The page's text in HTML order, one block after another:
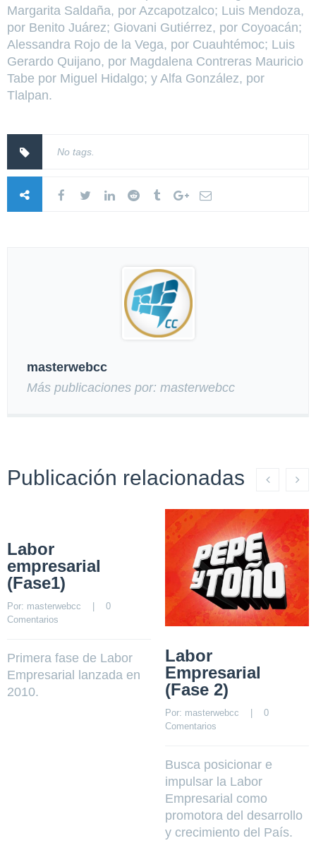
Margarita Saldaña, por Azcapotzalco; Luis Mendoza,
por Benito Juárez; Giovani Gutiérrez, por Coyoacán;
Alessandra Rojo de la Vega, por Cuauhtémoc; Luis
Gerardo Quijano, por Magdalena Contreras Mauricio
Tabe por Miguel Hidalgo; y Alfa González, por
Tlalpan.
No tags.
masterwebcc
Más publicaciones por: masterwebcc
Publicación relacionadas
Labor
empresarial
(Fase1)
Por: masterwebcc
    |
0
Comentarios
Primera fase de Labor
Empresarial lanzada en
2010.
Labor
Empresarial
(Fase 2)
Por: masterwebcc
0
Comentarios
Busca posicionar e
impulsar la Labor
Empresarial como
promotora del desarrollo
y crecimiento del País.